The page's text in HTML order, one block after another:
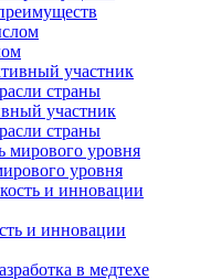
участник
страны
уровня
и инновации